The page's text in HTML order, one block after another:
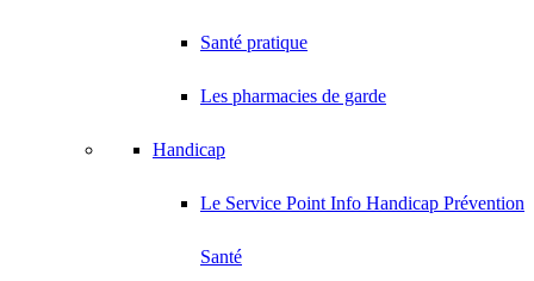
Santé pratique
Les pharmacies de garde
Handicap
Le Service Point Info Handicap Prévention
Santé